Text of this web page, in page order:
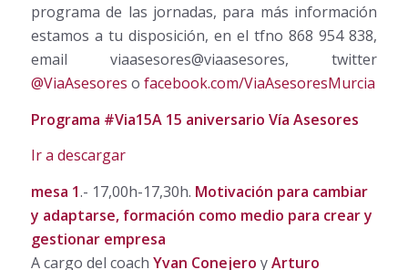
programa de las jornadas, para más información
estamos a tu disposición, en el tfno 868 954 838,
email viaasesores@viaasesores, twitter
@ViaAsesores o facebook.com/ViaAsesoresMurcia
Programa #Via15A 15 aniversario Vía Asesores
Ir a descargar
mesa 1.- 17,00h-17,30h. Motivación para cambiar
y adaptarse, formación como medio para crear y
gestionar empresa
A cargo del coach Yvan Conejero yArturo